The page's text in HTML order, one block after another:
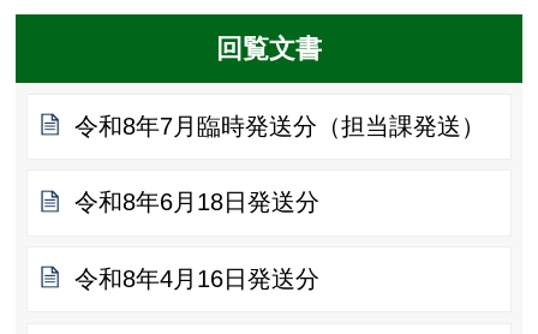
回覧文書
令和8年7月臨時発送分（担当課発送）
令和8年6月18日発送分
令和8年4月16日発送分